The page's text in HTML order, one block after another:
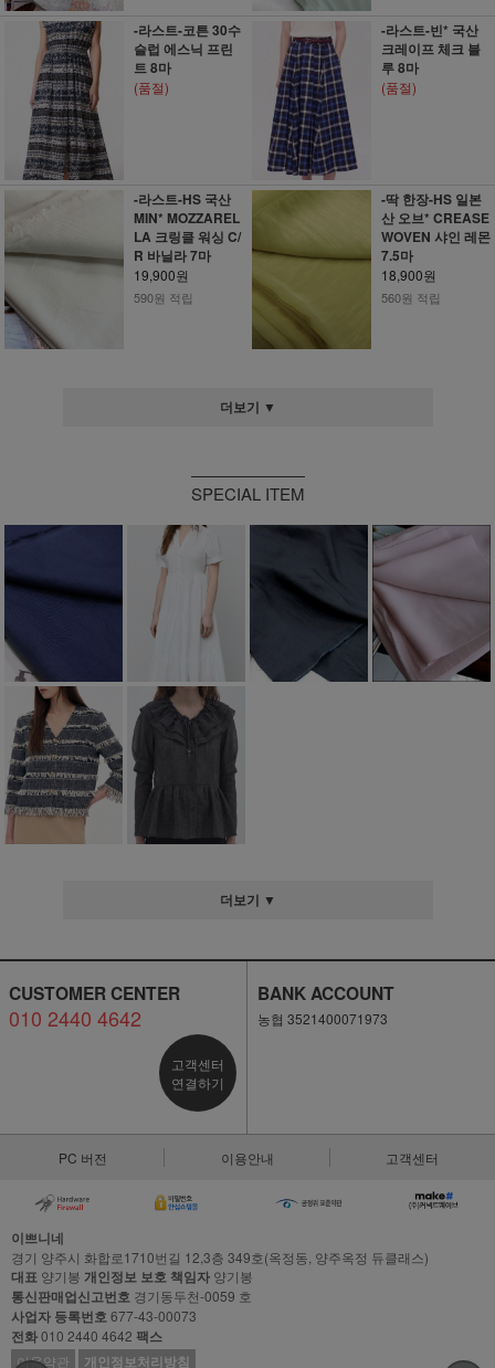
-라스트-코튼 30수
슬럽 에스닉 프린
트 8마
(품절)
-라스트-빈* 국산
크레이프 체크 블
루 8마
(품절)
-라스트-HS 국산
MIN* MOZZAREL
LA 크링클 워싱 C/
R 바닐라 7마
19,900원
590원 적립
-딱 한장-HS 일본
산 오브* CREASE
WOVEN 샤인 레몬
7.5마
18,900원
560원 적립
더보기 ▼
SPECIAL ITEM
더보기 ▼
CUSTOMER CENTER
010 2440 4642
고객센터
연결하기
BANK ACCOUNT
농협 3521400071973
PC 버전 이용안내 고객센터
이쁘니네
경기 양주시 화합로1710번길 12,3층 349호(옥정동, 양주옥정 듀클래스)
대표 양기봉 개인정보 보호 책임자 양기봉
통신판매업신고번호 경기동두천-0059 호
사업자 등록번호677-43-00073
전화010 2440 4642 팩스
이용약관 개인정보처리방침